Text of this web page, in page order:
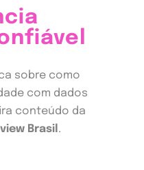
sobre como
com dados
conteúdo da
Brasil .